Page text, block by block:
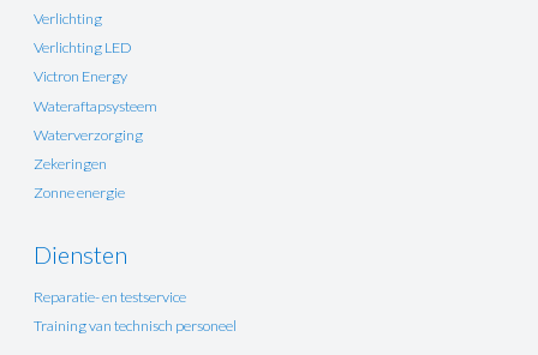
Verlichting
Verlichting LED
Victron Energy
Wateraftapsysteem
Waterverzorging
Zekeringen
Zonne energie
Diensten
Reparatie- en testservice
Training van technisch personeel